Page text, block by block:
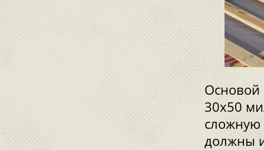
Основой
30x50
сложную
должны